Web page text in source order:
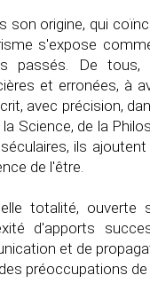
son origine, qui
s'expose
passés. De tous,
et erronées, à
avec précision,
la Science, de la
ils
de l'être.
totalité, ouverte
d'apports
et de
préoccupations